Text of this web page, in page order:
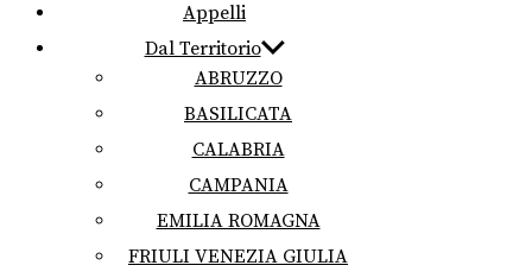
Appelli
Dal Territorio
ABRUZZO
BASILICATA
CALABRIA
CAMPANIA
EMILIA ROMAGNA
FRIULI VENEZIA GIULIA